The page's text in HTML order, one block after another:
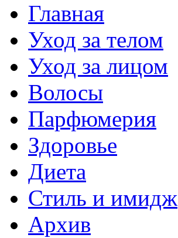
Главная
Уход за телом
Уход за лицом
Волосы
Парфюмерия
Здоровье
Диета
Стиль и имидж
Архив